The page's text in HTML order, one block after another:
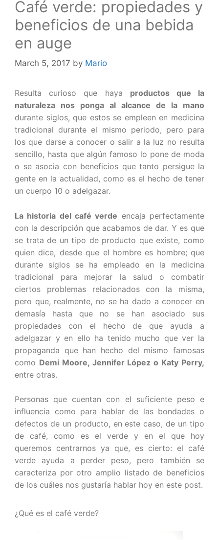
Café verde: propiedades y
beneficios de una bebida
en auge
March 5, 2017 by Mario
Resulta curioso que haya productos que la
naturaleza nos ponga al alcance de la mano
durante siglos, que estos se empleen en medicina
tradicional durante el mismo periodo, pero para
los que darse a conocer o salir a la luz no resulta
sencillo, hasta que algún famoso lo pone de moda
o se asocia con beneficios que tanto persigue la
gente en la actualidad, como es el hecho de tener
un cuerpo 10 o adelgazar.
La historia del café verde encaja perfectamente
con la descripción que acabamos de dar. Y es que
se trata de un tipo de producto que existe, como
quien dice, desde que el hombre es hombre; que
durante siglos se ha empleado en la medicina
tradicional para mejorar la salud o combatir
ciertos problemas relacionados con la misma,
pero que, realmente, no se ha dado a conocer en
demasía hasta que no se han asociado sus
propiedades con el hecho de que ayuda a
adelgazar y en ello ha tenido mucho que ver la
propaganda que han hecho del mismo famosas
como Demi Moore, Jennifer López o Katy Perry,
entre otras.
Personas que cuentan con el suficiente peso e
influencia como para hablar de las bondades o
defectos de un producto, en este caso, de un tipo
de café, como es el verde y en el que hoy
queremos centrarnos ya que, es cierto: el café
verde ayuda a perder peso, pero también se
caracteriza por otro amplio listado de beneficios
de los cuáles nos gustaría hablar hoy en este post.
¿Qué es el café verde?